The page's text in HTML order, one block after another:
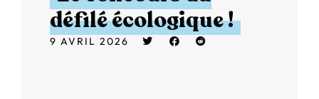
défilé écologique !
9 AVRIL 2026